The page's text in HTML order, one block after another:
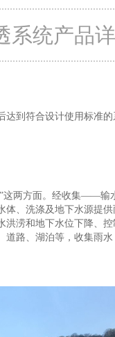
系统产品
达到符合设计使用标准
”这两方面。经收集——
、洗涤及地下水源提供
洪涝和地下水位下降、
道路、湖泊等，收集雨